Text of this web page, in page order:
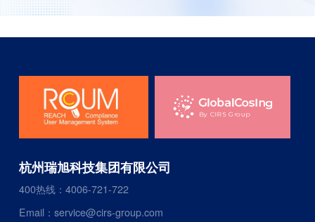
杭州瑞旭科技集团有限公司
400热线：4006-721-722
Email：service@cirs-group.com